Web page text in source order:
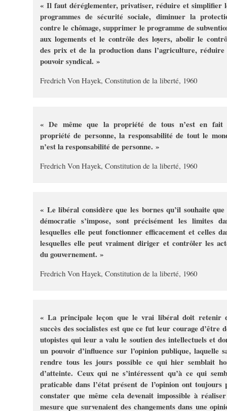
« Il faut déréglementer, privatiser, réduire et simplifier
programmes de sécurité sociale, diminuer la
contre le chômage, supprimer le programme de
aux logements et le contrôle des loyers, abolir le
des prix et de la production dans l’agriculture, réduire
pouvoir syndical. »
Fredrich Von Hayek, Constitution de la liberté, 1960
« De même que la propriété de tous n’est en fait
propriété de personne, la responsabilité de tout le
n’est la responsabilité de personne. »
Fredrich Von Hayek, Constitution de la liberté, 1960
« Le libéral considère que les bornes qu’il souhaite
démocratie s’impose, sont précisément les limites
lesquelles elle peut fonctionner efficacement et celles
lesquelles elle peut vraiment diriger et contrôler les
du gouvernement. »
Fredrich Von Hayek, Constitution de la liberté, 1960
« La principale leçon que le vrai libéral doit retenir
succès des socialistes est que ce fut leur courage d’être
utopistes qui leur a valu le soutien des intellectuels et
un pouvoir d’influence sur l’opinion publique, laquelle
rendre tous les jours possible ce qui hier semblait
d’atteinte. Ceux qui ne s’intéressent qu’à ce qui
praticable dans l’état présent de l’opinion ont toujours
constater que même cela devenait impossible à
mesure que survenaient des changements dans une